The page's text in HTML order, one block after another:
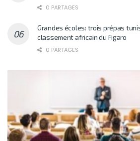
0 PARTAGES
Grandes écoles: trois prépas
classement africain du Figaro
0 PARTAGES